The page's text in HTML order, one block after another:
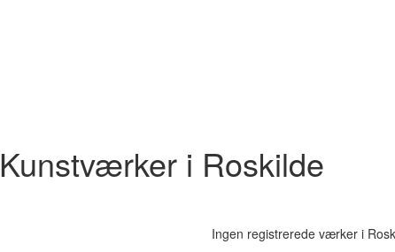
Kunstværker i Roskilde
Ingen registrerede værker i